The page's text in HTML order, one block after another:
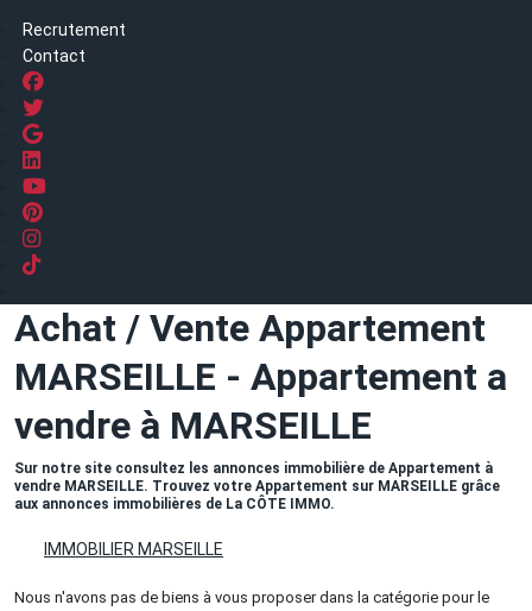
Recrutement
Contact
Achat / Vente Appartement
MARSEILLE - Appartement a
vendre à MARSEILLE
Sur notre site consultez les annonces immobilière de Appartement à
vendre MARSEILLE. Trouvez votre Appartement sur MARSEILLE grâce
aux annonces immobilières de La CÔTE IMMO.
IMMOBILIER MARSEILLE
Nous n'avons pas de biens à vous proposer dans la catégorie pour le